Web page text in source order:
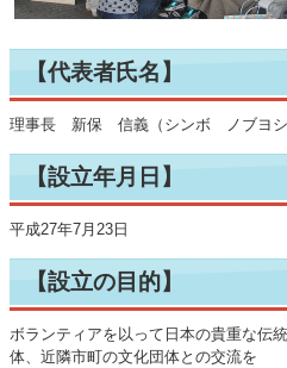
【代表者氏名】
理事長 新保 信義（シンボ ノブヨシ
【設立年月日】
平成27年7月23日
【設立の目的】
ボランティアを以って日本の貴重な伝
体、近隣市町の文化団体との交流を